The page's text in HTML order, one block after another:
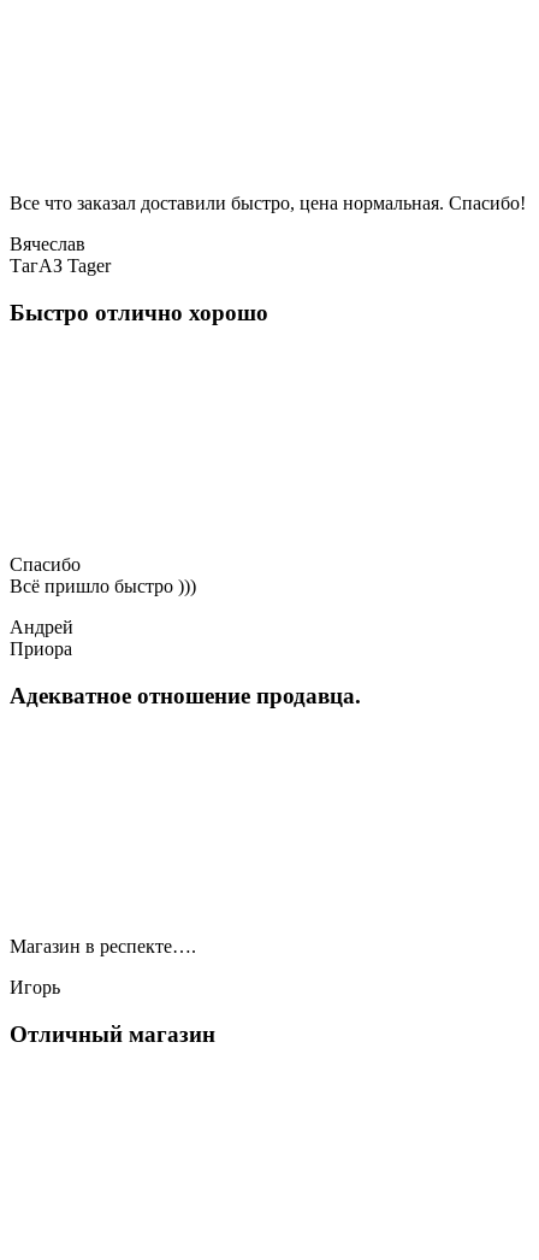
Все что заказал доставили быстро, цена нормальная. Спасибо!
Вячеслав
ТагАЗ Tager
Быстро отлично хорошо
Спасибо
Всё пришло быстро )))
Андрей
Приора
Адекватное отношение продавца.
Магазин в респекте….
Игорь
Отличный магазин